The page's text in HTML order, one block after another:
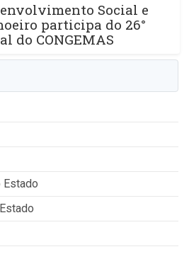
Social e
participa do 26°
do CONGEMAS
Estado